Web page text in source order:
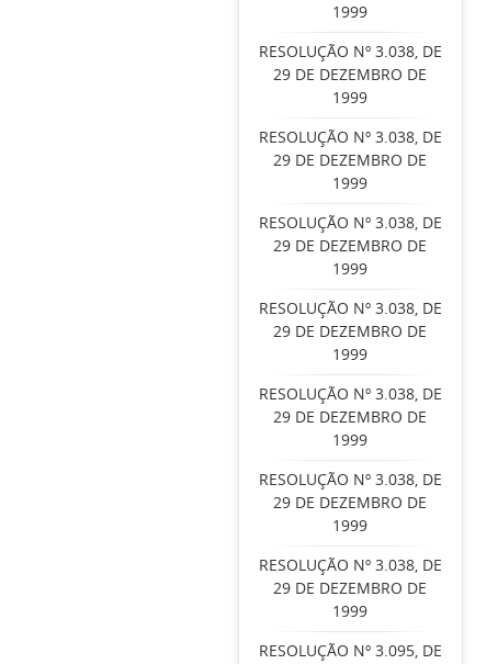
1999
RESOLUÇÃO Nº 3.038, DE
29 DE DEZEMBRO DE
1999
RESOLUÇÃO Nº 3.038, DE
29 DE DEZEMBRO DE
1999
RESOLUÇÃO Nº 3.038, DE
29 DE DEZEMBRO DE
1999
RESOLUÇÃO Nº 3.038, DE
29 DE DEZEMBRO DE
1999
RESOLUÇÃO Nº 3.038, DE
29 DE DEZEMBRO DE
1999
RESOLUÇÃO Nº 3.038, DE
29 DE DEZEMBRO DE
1999
RESOLUÇÃO Nº 3.038, DE
29 DE DEZEMBRO DE
1999
RESOLUÇÃO Nº 3.095, DE